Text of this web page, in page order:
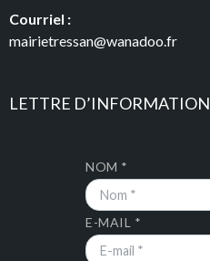
Courriel :
mairietressan@wanadoo.fr
LETTRE D’INFORMATION
NOM *
E-MAIL *